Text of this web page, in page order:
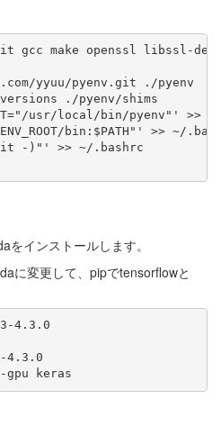
gcc make openssl libssl-
yyuu/pyenv.git ./pyenv
./pyenv/shims
usr/local/bin/pyenv"' >>
bin:$PATH"' >> ~/
-)"' >> ~/.bashrc
インストールします。
に変更して、pipでtensorflowと
4.3.0
4.3.0
keras